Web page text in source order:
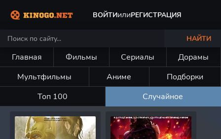
ВОЙТИилиРЕГИСТРАЦИЯ
НАЙТИ
Главная Фильмы Сериалы
Дорамы
Мультфильмы
Аниме
Подборки
Топ 100
Случайное